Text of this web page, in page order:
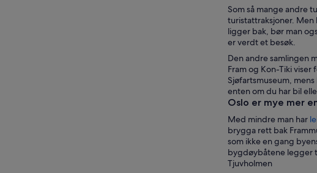
Som så mange andre
turistattraksjoner. Men
ligger bak, bør man
er verdt et besøk.
Den andre samlingen
Fram og Kon-Tiki
Sjøfartsmuseum,
enten om du har bil
Oslo er mye mer
Med mindre man har
brygga rett bak
som ikke en gang
bygdøybåtene legger
Tjuvholmen